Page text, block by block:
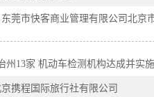
莞市快客商业管理有限公司北京
州13家 机动车检测机构达成并实
携程国际旅行社有限公司